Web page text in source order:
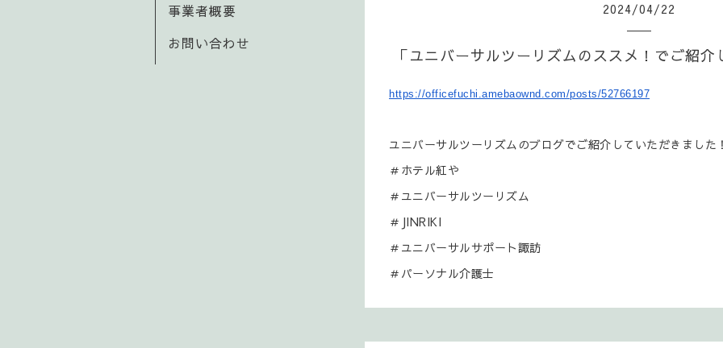
事業者概要
お問い合わせ
2024/04/22
「ユニバーサルツーリズムのススメ！でご紹
https://officefuchi.amebaownd.com/posts/52766197
ユニバーサルツーリズムのブログでご紹介していただきました
＃ホテル紅や
＃ユニバーサルツーリズム
＃JINRIKI
＃ユニバーサルサポート諏訪
＃パーソナル介護士